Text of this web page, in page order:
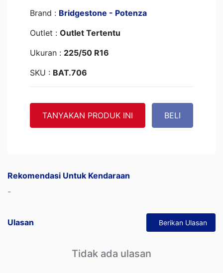
Brand : Bridgestone - Potenza
Outlet : Outlet Tertentu
Ukuran : 225/50 R16
SKU : BAT.706
TANYAKAN PRODUK INI BELI
Rekomendasi Untuk Kendaraan
-
Ulasan Berikan Ulasan
Tidak ada ulasan